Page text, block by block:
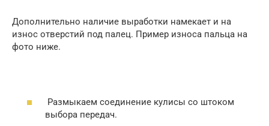
Дополнительно наличие выработки намекает и на
износ отверстий под палец. Пример износа пальца на
фото ниже.
Размыкаем соединение кулисы со штоком
выбора передач.